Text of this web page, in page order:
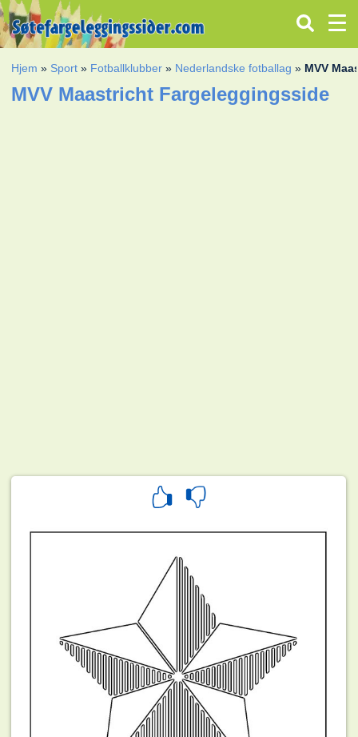
Hjem » Sport » Fotballklubber » Nederlandske fotballag » MVV
MVV Maastricht Fargeleggingsside